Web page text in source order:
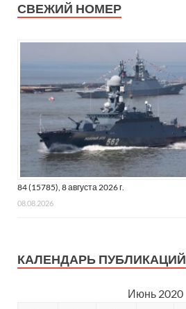
СВЕЖИЙ НОМЕР
84 (15785), 8 августа 2026 г.
08.08.2026
КАЛЕНДАРЬ ПУБЛИКАЦИЙ
Июнь 2020